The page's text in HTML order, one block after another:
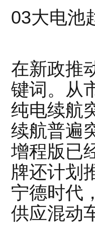
03大电池
在新政推
键词。从
纯电续航
续航普遍
增程版已
牌还计划
宁德时代
供应混动